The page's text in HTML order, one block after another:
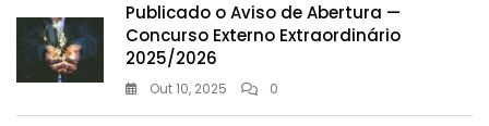
Publicado o Aviso de Abertura —
Concurso Externo Extraordinário
2025/2026
Out 10, 2025 0